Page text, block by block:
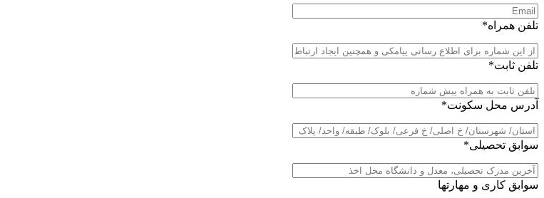
تلفن همراه*
تلفن ثابت*
آدرس محل سکونت*
سوابق تحصیلی*
سوابق کاری و مهارتها